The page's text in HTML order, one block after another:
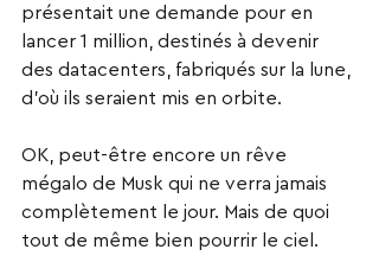
présentait une demande pour en
lancer 1 million, destinés à devenir
des datacenters, fabriqués sur la lune,
d’où ils seraient mis en orbite.
OK, peut-être encore un rêve
mégalo de Musk qui ne verra jamais
complètement le jour. Mais de quoi
tout de même bien pourrir le ciel.